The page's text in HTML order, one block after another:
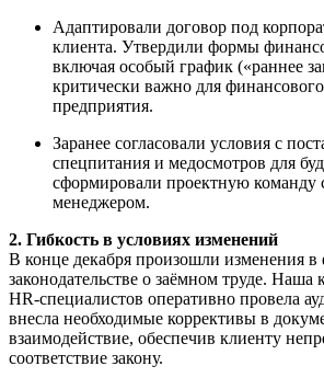
Адаптировали договор под
клиента. Утвердили формы
включая особый график («раннее
критически важно для
предприятия.
Заранее согласовали условия с
спецпитания и медосмотров для
сформировали проектную команду
менеджером.
2. Гибкость в условиях изменений
В конце декабря произошли изменения в
законодательстве о заёмном труде. Наша
HR-специалистов оперативно провела
внесла необходимые коррективы в
взаимодействие, обеспечив клиенту
соответствие закону.